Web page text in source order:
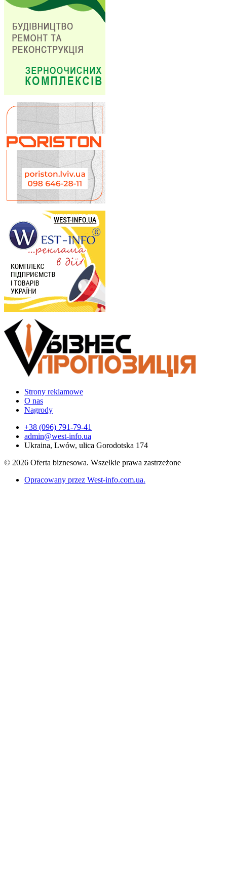
Strony reklamowe
O nas
Nagrody
+38 (096) 791-79-41
admin@west-info.ua
Ukraina, Lwów, ulica Gorodotska 174
© 2026 Oferta biznesowa. Wszelkie prawa zastrzeżone
Opracowany przez West-info.com.ua.